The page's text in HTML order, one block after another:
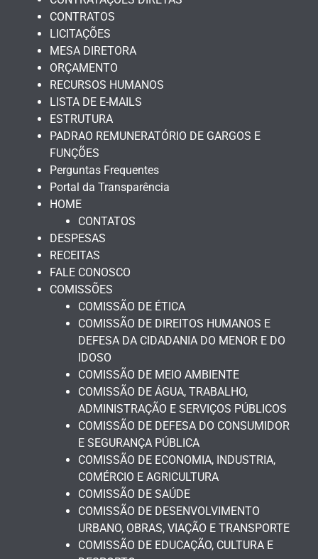
CONTRATOS
LICITAÇÕES
MESA DIRETORA
ORÇAMENTO
RECURSOS HUMANOS
LISTA DE E-MAILS
ESTRUTURA
PADRAO REMUNERATÓRIO DE GARGOS E
FUNÇÕES
Perguntas Frequentes
Portal da Transparência
HOME
CONTATOS
DESPESAS
RECEITAS
FALE CONOSCO
COMISSÕES
COMISSÃO DE ÉTICA
COMISSÃO DE DIREITOS HUMANOS E
DEFESA DA CIDADANIA DO MENOR E DO
IDOSO
COMISSÃO DE MEIO AMBIENTE
COMISSÃO DE ÁGUA, TRABALHO,
ADMINISTRAÇÃO E SERVIÇOS PÚBLICOS
COMISSÃO DE DEFESA DO CONSUMIDOR
E SEGURANÇA PÚBLICA
COMISSÃO DE ECONOMIA, INDUSTRIA,
COMÉRCIO E AGRICULTURA
COMISSÃO DE SAÚDE
COMISSÃO DE DESENVOLVIMENTO
URBANO, OBRAS, VIAÇÃO E TRANSPORTE
COMISSÃO DE EDUCAÇÃO, CULTURA E